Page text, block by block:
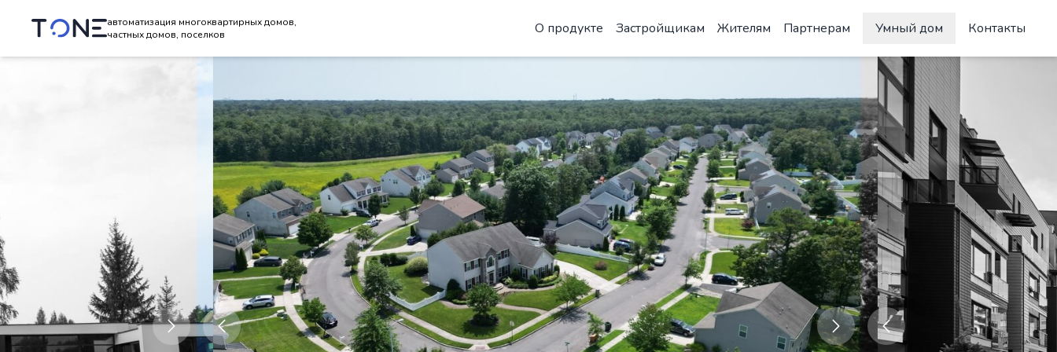
автоматизация многоквартирных домов,
частных домов, поселков
О продукте Застройщикам Жителям Партнерам Умный дом Контакты